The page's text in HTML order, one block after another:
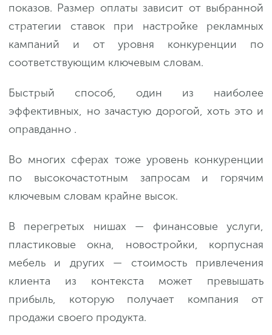
показов. Размер оплаты зависит от выбранной
стратегии ставок при настройке рекламных
кампаний и от уровня конкуренции по
соответствующим ключевым словам.
Быстрый способ, один из наиболее
эффективных, но зачастую дорогой, хоть это и
оправданно .
Во многих сферах тоже уровень конкуренции
по высокочастотным запросам и горячим
ключевым словам крайне высок.
В перегретых нишах — финансовые услуги,
пластиковые окна, новостройки, корпусная
мебель и других — стоимость привлечения
клиента из контекста может превышать
прибыль, которую получает компания от
продажи своего продукта.